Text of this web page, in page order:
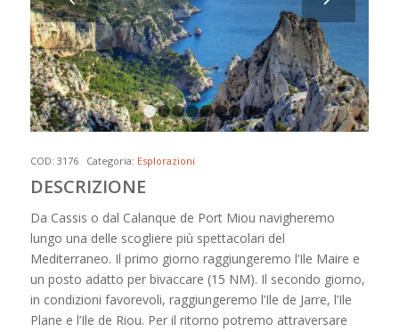
1 2 3 4 5 6 7 8
COD: 3176 Categoria: Esplorazioni
DESCRIZIONE
Da Cassis o dal Calanque de Port Miou navigheremo
lungo una delle scogliere più spettacolari del
Mediterraneo. Il primo giorno raggiungeremo l’Ile Maire e
un posto adatto per bivaccare (15 NM). Il secondo giorno,
in condizioni favorevoli, raggiungeremo l’Ile de Jarre, l’Ile
Plane e l’Ile de Riou. Per il ritorno potremo attraversare